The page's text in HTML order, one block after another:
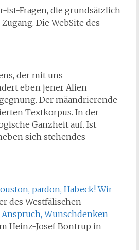
ist-Fragen, die grundsätzlich
Die WebSite des
der mit uns
eben jener Alien
Der mäandrierende
Textkorpus. In der
Ganzheit auf. Ist
sich stehendes
pardon, Habeck! Wir
des Westfälischen
Wunschdenken
Heinz-Josef Bontrup in